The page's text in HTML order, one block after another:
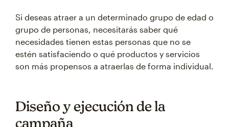
Si deseas atraer a un determinado grupo de edad o
grupo de personas, necesitarás saber qué
necesidades tienen estas personas que no se
estén satisfaciendo o qué productos y servicios
son más propensos a atraerlas de forma individual.
Diseño y ejecución de la
campaña